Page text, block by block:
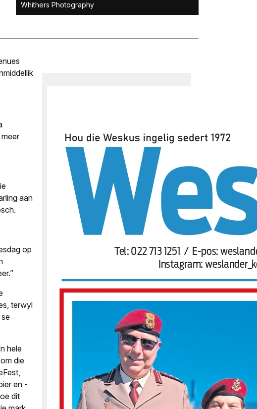
Whithers Photography
aan
op
terwyl
hele
die
en -
dit